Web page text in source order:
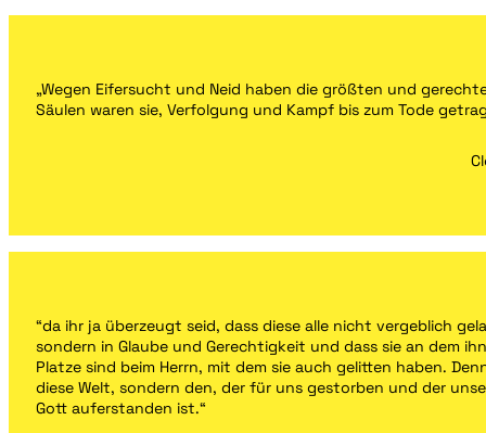
„Wegen Eifersucht und Neid haben die größten und
Säulen waren sie, Verfolgung und Kampf bis zum Tode
“da ihr ja überzeugt seid, dass diese alle nicht vergeblich
sondern in Glaube und Gerechtigkeit und dass sie an dem
Platze sind beim Herrn, mit dem sie auch gelitten haben.
diese Welt, sondern den, der für uns gestorben und der
Gott auferstanden ist.“